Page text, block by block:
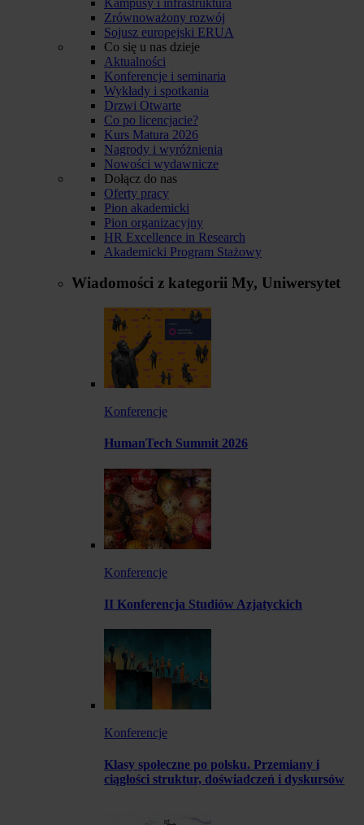
Zrównoważony rozwój
Sojusz europejski ERUA
Co się u nas dzieje
Aktualności
Konferencje i seminaria
Wykłady i spotkania
Drzwi Otwarte
Co po licencjacie?
Kurs Matura 2026
Nagrody i wyróżnienia
Nowości wydawnicze
Dołącz do nas
Oferty pracy
Pion akademicki
Pion organizacyjny
HR Excellence in Research
Akademicki Program Stażowy
Wiadomości z kategorii My, Uniwersytet
Konferencje
HumanTech Summit 2026
Konferencje
II Konferencja Studiów Azjatyckich
Konferencje
Klasy społeczne po polsku. Przemiany i
ciągłości struktur, doświadczeń i dyskursów